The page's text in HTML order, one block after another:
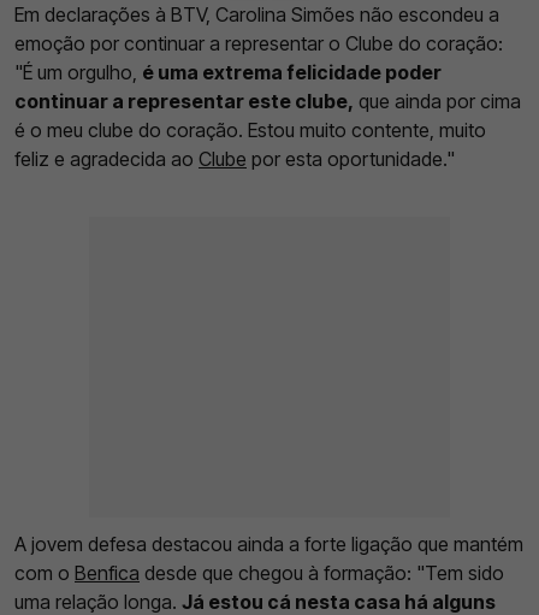
Em declarações à BTV, Carolina Simões não escondeu a
emoção por continuar a representar o Clube do coração:
"É um orgulho, é uma extrema felicidade poder
continuar a representar este clube, que ainda por cima
é o meu clube do coração. Estou muito contente, muito
feliz e agradecida ao Clube por esta oportunidade."
A jovem defesa destacou ainda a forte ligação que mantém
com o Benfica desde que chegou à formação: "Tem sido
uma relação longa. Já estou cá nesta casa há alguns